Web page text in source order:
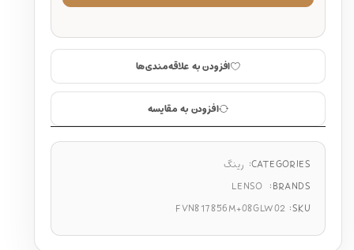
افزودن به علاقه‌مندی‌ها
افزودن به مقایسه
CATEGORIES: رینگ
BRANDS:
LENSO
SKU:
FVN817856M+08GLW02